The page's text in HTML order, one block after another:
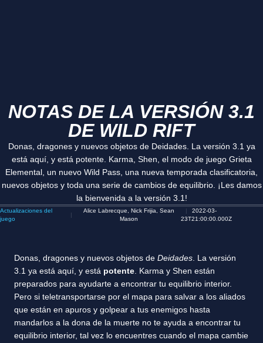
NOTAS DE LA VERSIÓN 3.1
DE WILD RIFT
Donas, dragones y nuevos objetos de Deidades. La versión 3.1 ya
está aquí, y está potente. Karma, Shen, el modo de juego Grieta
Elemental, un nuevo Wild Pass, una nueva temporada clasificatoria,
nuevos objetos y toda una serie de cambios de equilibrio. ¡Les damos
la bienvenida a la versión 3.1!
Actualizaciones del
juego
Alice Labrecque, Nick Frijia, Sean
Mason
2022-03-
23T21:00:00.000Z
Donas, dragones y nuevos objetos de Deidades . La versión
3.1 ya está aquí, y está potente . Karma y Shen están
preparados para ayudarte a encontrar tu equilibrio interior.
Pero si teletransportarse por el mapa para salvar a los aliados
que están en apuros y golpear a tus enemigos hasta
mandarlos a la dona de la muerte no te ayuda a encontrar tu
equilibrio interior, tal vez lo encuentres cuando el mapa cambie